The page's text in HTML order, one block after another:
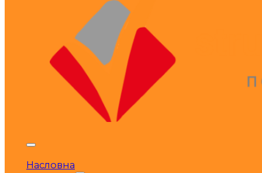
Насловна